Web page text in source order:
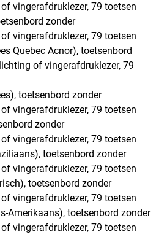
vingerafdruklezer, 79 toetsen
zonder
vingerafdruklezer, 79 toetsen
Quebec Acnor), toetsenbord
of vingerafdruklezer, 79
toetsenbord zonder
vingerafdruklezer, 79 toetsen
zonder
vingerafdruklezer, 79 toetsen
toetsenbord zonder
vingerafdruklezer, 79 toetsen
toetsenbord zonder
vingerafdruklezer, 79 toetsen
Amerikaans), toetsenbord zonder
vingerafdruklezer, 79 toetsen